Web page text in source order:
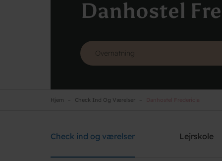
Danhostel
Danhostel Fredericia
Hjem Check Ind Og Værelser
Check ind og værelser Lejrskole